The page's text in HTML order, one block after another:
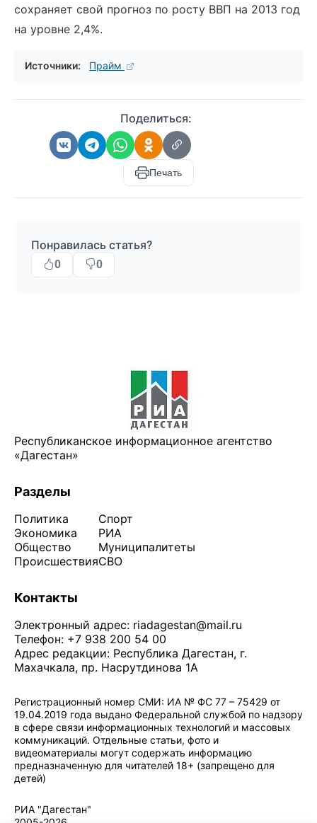
сохраняет свой прогноз по росту ВВП на 2013 год
на уровне 2,4%.
Источники: Прайм
Поделиться:
Печать
Понравилась статья?
0 0
Республиканское информационное агентство
«Дагестан»
Разделы
Политика
Экономика
Общество
Происшествия
Спорт
РИА
Муниципалитеты
СВО
Контакты
Электронный адрес: riadagestan@mail.ru
Телефон: +7 938 200 54 00
Адрес редакции: Республика Дагестан, г.
Махачкала, пр. Насрутдинова 1А
Регистрационный номер СМИ: ИА № ФС 77 – 75429 от
19.04.2019 года выдано Федеральной службой по надзору
в сфере связи информационных технологий и массовых
коммуникаций. Отдельные статьи, фото и
видеоматериалы могут содержать информацию
предназначенную для читателей 18+ (запрещено для
детей)
РИА "Дагестан"